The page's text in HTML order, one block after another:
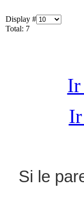
Display #
Total: 7
Ir
Si le